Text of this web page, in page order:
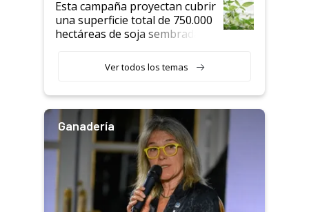
Esta campaña proyectan cubrir
una superficie total de 750.000
hectáreas de soja sembradas
variedades que marcan un
salto tecnológico en genética y
Ver todos los temas
Ganadería